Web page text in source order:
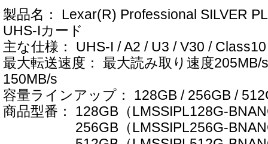
製品名： Lexar(R) Professional SILVER
UHS-Iカード
主な仕様： UHS-I / A2 / U3 / V30 / Class10
最大転送速度： 最大読み取り速度205MB/
150MB/s
容量ラインアップ： 128GB / 256GB /
商品型番： 128GB（LMSSIPL128G-
256GB（LMSSIPL256G-